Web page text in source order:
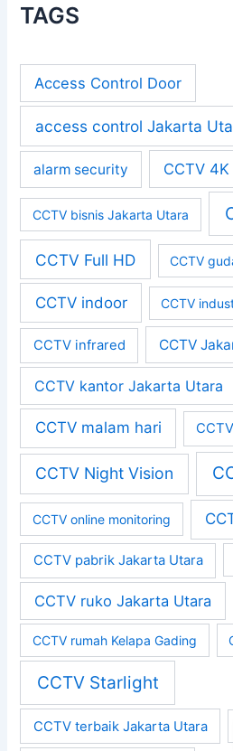
TAGS
Access Control Door
access control Jakarta
alarm security CCTV 4K
CCTV bisnis Jakarta Utara
CCTV Full HD CCTV
CCTV indoor CCTV
CCTV infrared CCTV
CCTV kantor Jakarta Utara
CCTV malam hari
CCTV Night Vision
CCTV online monitoring
CCTV pabrik Jakarta Utara
CCTV ruko Jakarta Utara
CCTV rumah Kelapa Gading
CCTV Starlight
CCTV terbaik Jakarta Utara